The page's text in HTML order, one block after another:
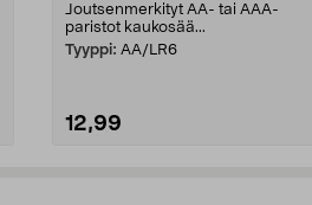
Joutsenmerkityt AA- tai AAA-
paristot kaukosää...
Tyyppi: AA/LR6
12,99